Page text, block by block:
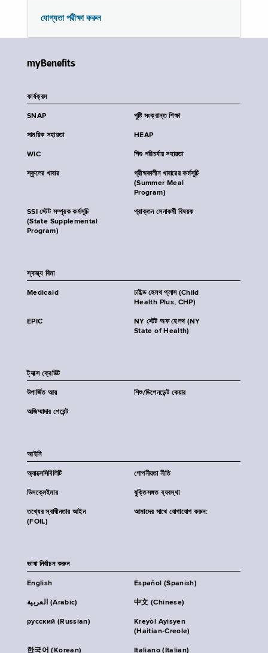
যোগ্যতা পরীক্ষা করুন
myBenefits
কার্যক্রম
SNAP পুষ্টি সংক্রান্ত শিক্ষা
সাময়িক সহায়তা HEAP
WIC শিশু পরিচর্যার সহায়তা
স্কুলের খাবার
গ্রীষ্মকালীন খাবারের কর্মসূচি
(Summer Meal
Program)
SSI স্টেট সম্পূরক কর্মসূচি
(State Supplemental
Program)
প্রাক্তন সেনাকর্মী বিষয়ক
স্বাস্থ্য বিমা
Medicaid
চাইল্ড হেলথ প্লাস (Child
Health Plus, CHP)
EPIC
NY স্টেট অফ হেলথ (NY
State of Health)
ট্যাক্স ক্রেডিট
উপার্জিত আয় শিশু/ডিপেনডেন্ট কেয়ার
অজিম্মাদার পেরেন্ট
আইনি
অ্যাক্সেসিবিলিটি গোপনীয়তা নীতি
ডিসক্লেইমার যুক্তিসঙ্গত ব্যবস্থা
তথ্যের স্বাধীনতার আইন
(FOIL)
আমাদের সাথে যোগাযোগ করুন:
ভাষা নির্বাচন করুন
English Español (Spanish)
العربية (Arabic) 中文 (Chinese)
русский (Russian)
Kreyòl Ayisyen
(Haitian-Creole)
한국어 (Korean) Italiano (Italian)